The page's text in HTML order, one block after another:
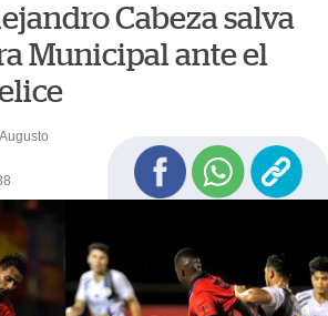
Cabeza salva
Municipal ante el